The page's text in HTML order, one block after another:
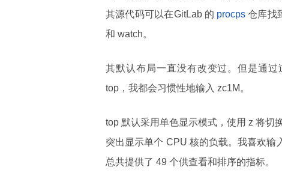
其源代码可以在GitLab 的 procps 仓库找
和 watch。
其默认布局一直没有改变过。但是通
top，我都会习惯性地输入 zc1M。
top 默认采用单色显示模式，使用 z 将切
突出显示单个 CPU 核的负载。我喜欢
总共提供了 49 个供查看和排序的指标。